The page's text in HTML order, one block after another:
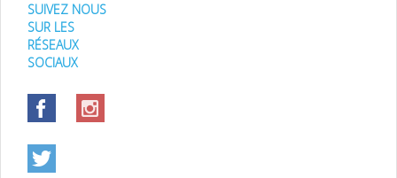
SUIVEZ NOUS
SUR LES
RÉSEAUX
SOCIAUX